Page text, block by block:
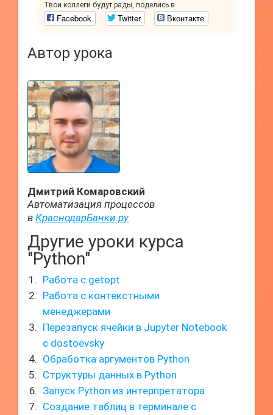
Твои коллеги будут рады, поделись в
Facebook Twitter Вконтакте
Автор урока
Дмитрий Комаровский
Автоматизация процессов
в КраснодарБанки.ру
Другие уроки курса
"Python"
Работа с getopt
Работа с контекстными
менеджерами
Перезапуск ячейки в Jupyter Notebook
с dostoevsky
Обработка аргументов Python
Структуры данных в Python
Запуск Python из интерпретатора
Создание таблиц в терминале с